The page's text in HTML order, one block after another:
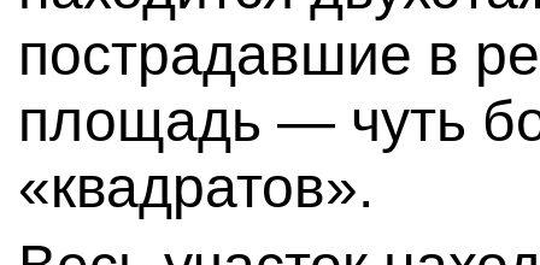
пострадавшие в
площадь — чуть
«квадратов».